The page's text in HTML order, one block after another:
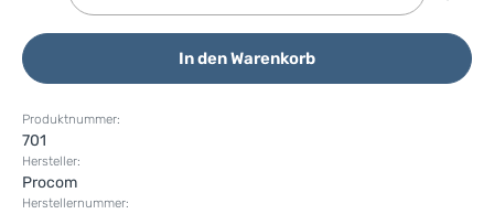
In den Warenkorb
Produktnummer:
701
Hersteller:
Procom
Herstellernummer: